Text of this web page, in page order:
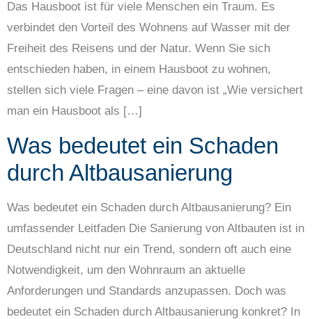
Das Hausboot ist für viele Menschen ein Traum. Es
verbindet den Vorteil des Wohnens auf Wasser mit der
Freiheit des Reisens und der Natur. Wenn Sie sich
entschieden haben, in einem Hausboot zu wohnen,
stellen sich viele Fragen – eine davon ist „Wie versichert
man ein Hausboot als […]
Was bedeutet ein Schaden
durch Altbausanierung
Was bedeutet ein Schaden durch Altbausanierung? Ein
umfassender Leitfaden Die Sanierung von Altbauten ist in
Deutschland nicht nur ein Trend, sondern oft auch eine
Notwendigkeit, um den Wohnraum an aktuelle
Anforderungen und Standards anzupassen. Doch was
bedeutet ein Schaden durch Altbausanierung konkret? In